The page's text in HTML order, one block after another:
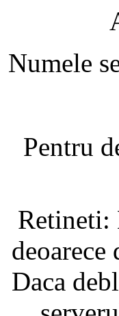
Numele
Pentru
Retineti:
deoarece
Daca